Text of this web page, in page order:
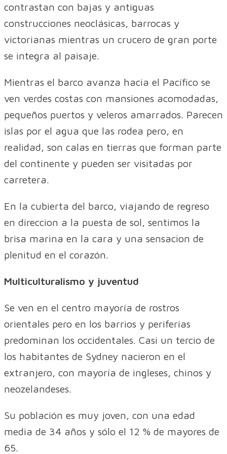
contrastan con bajas y antiguas
construcciones neoclásicas, barrocas y
victorianas mientras un crucero de gran porte
se integra al paisaje.
Mientras el barco avanza hacia el Pacífico se
ven verdes costas con mansiones acomodadas,
pequeños puertos y veleros amarrados. Parecen
islas por el agua que las rodea pero, en
realidad, son calas en tierras que forman parte
del continente y pueden ser visitadas por
carretera.
En la cubierta del barco, viajando de regreso
en direccion a la puesta de sol, sentimos la
brisa marina en la cara y una sensacion de
plenitud en el corazón.
Multiculturalismo y juventud
Se ven en el centro mayoría de rostros
orientales pero en los barrios y periferias
predominan los occidentales. Casi un tercio de
los habitantes de Sydney nacieron en el
extranjero, con mayoría de ingleses, chinos y
neozelandeses.
Su población es muy joven, con una edad
media de 34 años y sólo el 12 % de mayores de
65.